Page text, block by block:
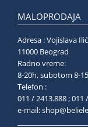
MALOPRODAJA
Adresa : Vojislava
11000
Radno vreme:
8-20h,
Telefon :
011 / 2413.888 ; 011
e-mail: